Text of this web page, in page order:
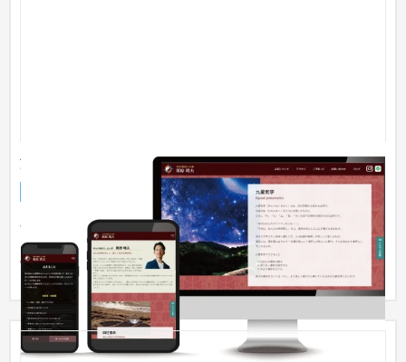
溝の口の占い師
芸能・アーティスト・音楽 〜30万円
公開１か月にして「溝の口 占い師」で１ページ目ランクイ
ン。 近いうちに１位をめざして支援中。 占い師であることを視
覚的にも...